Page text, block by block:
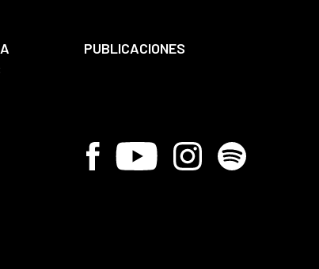
PUBLICACIONES
Facebook
Youtube InstagramSpotify